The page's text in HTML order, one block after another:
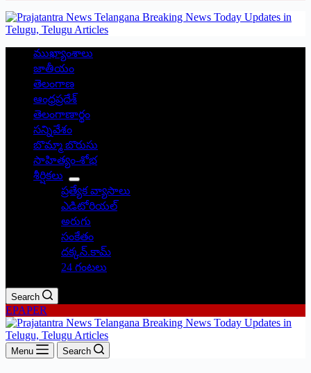
ముఖ్యాంశాలు
జాతీయం
తెలంగాణ
ఆంధ్రప్రదేశ్
తెలంగాణార్థం
సన్నివేశం
బొమ్మా బొరుసు
సాహిత్యం-శోభ
శీర్షికలు
ప్రత్యేక వ్యాసాలు
ఎడిటోరియల్
అరుగు
సంకేతం
దక్కన్.కామ్
24 గంటలు
Search
EPAPER
Menu Search